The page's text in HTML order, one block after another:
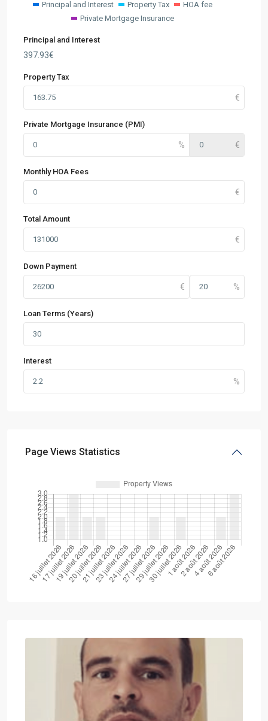
Principal and Interest Property Tax
HOA fee
Private Mortgage Insurance
Principal and Interest
397.93€
Property Tax
Private Mortgage Insurance (PMI)
Monthly HOA Fees
Total Amount
Down Payment
Loan Terms (Years)
Interest
Page Views Statistics